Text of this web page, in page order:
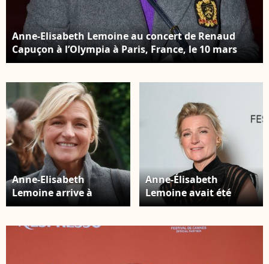
Anne-Elisabeth Lemoine au concert de Renaud
Capuçon à l’Olympia à Paris, France, le 10 mars
2024. © Moreau-Tribeca/Bestimage
Anne-Elisabeth
Lemoine arrive à
l'enregistrement de
Dimanche", présentée
Anne-Élisabeth
Lemoine avait été
approchée par France
prendre les